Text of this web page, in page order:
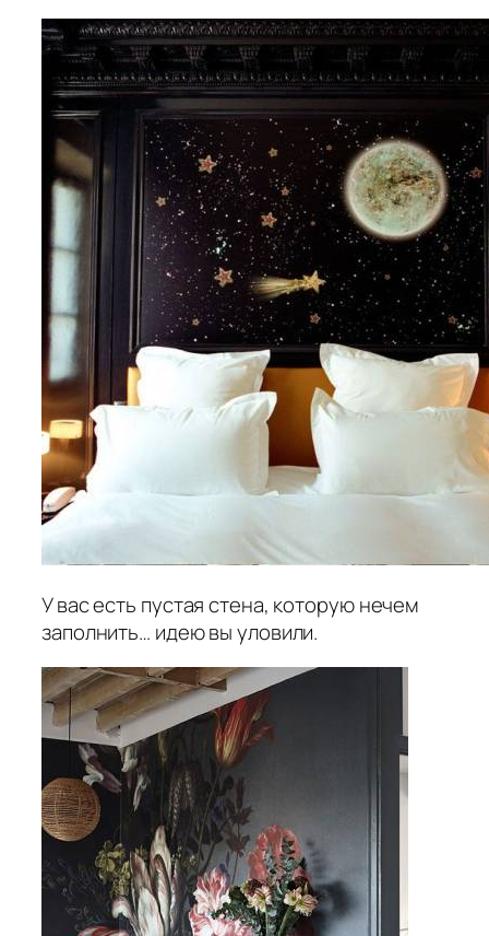
У вас есть пустая стена, которую нечем
заполнить… идею вы уловили.